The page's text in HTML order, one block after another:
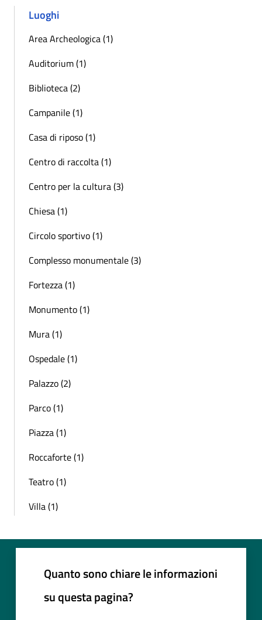
Luoghi
Area Archeologica (1)
Auditorium (1)
Biblioteca (2)
Campanile (1)
Casa di riposo (1)
Centro di raccolta (1)
Centro per la cultura (3)
Chiesa (1)
Circolo sportivo (1)
Complesso monumentale (3)
Fortezza (1)
Monumento (1)
Mura (1)
Ospedale (1)
Palazzo (2)
Parco (1)
Piazza (1)
Roccaforte (1)
Teatro (1)
Villa (1)
Quanto sono chiare le informazioni
su questa pagina?